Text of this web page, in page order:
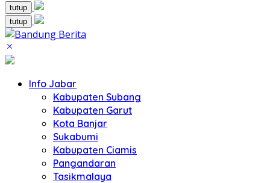
tutup
tutup
Info Jabar
Kabupaten Subang
Kabupaten Garut
Kota Banjar
Sukabumi
Kabupaten Ciamis
Pangandaran
Tasikmalaya